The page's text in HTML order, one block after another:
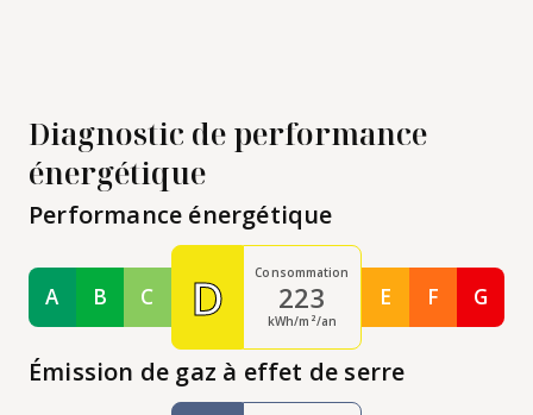
Diagnostic de performance
énergétique
Performance énergétique
AClasse A
BClasse B
CClasse C
D Consommation
223
kWh/m²/an
EClasse E
FClasse F
G
Émission de gaz à effet de serre